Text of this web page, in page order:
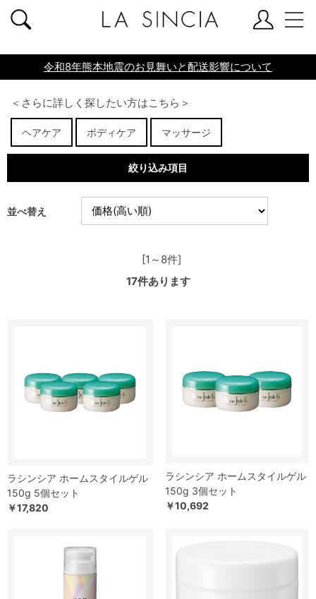
共通ヘッダー
令和8年熊本地震のお見舞いと配送影響について
＜さらに詳しく探したい方はこちら＞
ヘアケア ボディケア マッサージ
絞り込み項目
並べ替え
[1～8件]
17件あります
ラシンシア ホームスタイルゲル
150g 5個セット
￥17,820
ラシンシア ホームスタイルゲル
150g 3個セット
￥10,692